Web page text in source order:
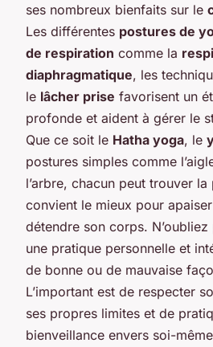
ses nombreux bienfaits sur le
Les différentes postures de
de respiration comme la
diaphragmatique, les
le lâcher prise favorisent un
profonde et aident à gérer le
Que ce soit le Hatha yoga, le
postures simples comme
l’arbre, chacun peut trouver
convient le mieux pour
détendre son corps.
une pratique personnelle et
de bonne ou de mauvaise
L’important est de respecter
ses propres limites et de
bienveillance envers soi-